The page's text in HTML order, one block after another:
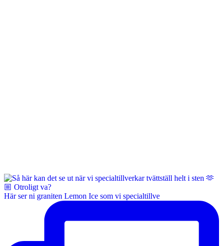
Här ser ni graniten Lemon Ice som vi specialtillve